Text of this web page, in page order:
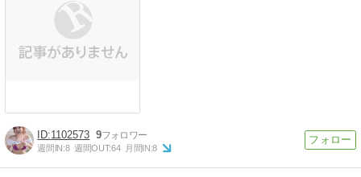
1102573 9
週間IN:8 週間OUT:64 月間IN:8